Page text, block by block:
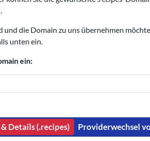
die Domain zu uns übernehmen
unten ein.
ein:
Details (.recipes) Providerwechsel